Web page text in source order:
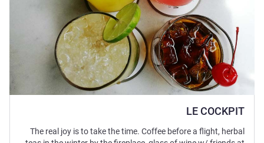
LE COCKPIT
The real joy is to take the time. Coffee before a flight, herbal